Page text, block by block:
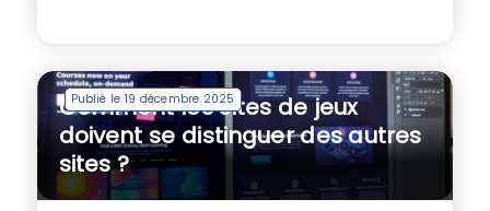
Publié le 19 décembre 2025
Comment les sites de jeux
doivent se distinguer des autres
sites ?